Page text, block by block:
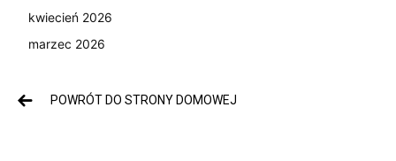
kwiecień 2026
marzec 2026
POWRÓT DO STRONY DOMOWEJ